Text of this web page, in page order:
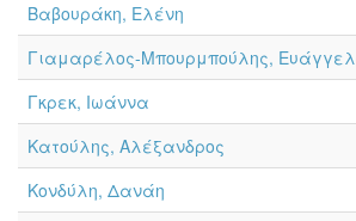
Βαβουράκη, Ελένη
Γιαμαρέλος-Μπουρμπούλης,
Γκρεκ, Ιωάννα
Κατούλης, Αλέξανδρος
Κονδύλη, Δανάη